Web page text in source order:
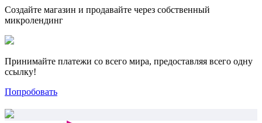
Создайте магазин и продавайте через собственный
микролендинг
Принимайте платежи со всего мира, предоставляя всего одну
ссылку!
Попробовать